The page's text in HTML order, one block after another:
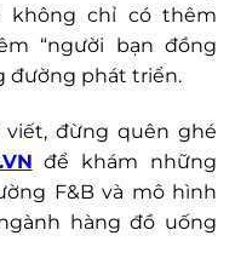
không chỉ có thêm
“người bạn đồng
đường phát triển.
đừng quên ghé
để khám những
F&B và mô hình
hàng đồ uống